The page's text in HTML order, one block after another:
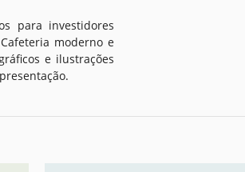
para investidores
moderno e
e ilustrações